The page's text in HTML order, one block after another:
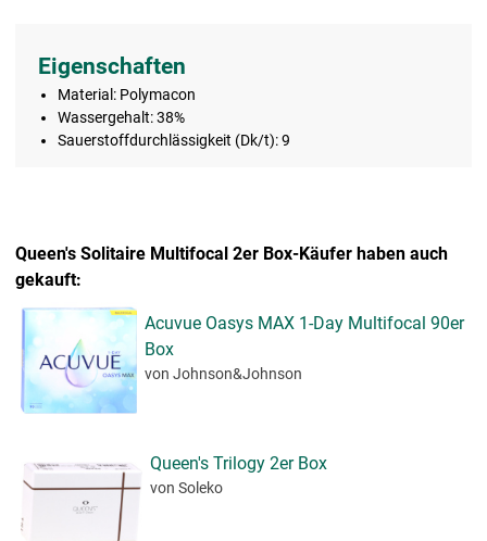
Eigenschaften
Material: Polymacon
Wassergehalt: 38%
Sauerstoffdurchlässigkeit (Dk/t): 9
Queen's Solitaire Multifocal 2er Box-Käufer haben auch
gekauft:
Acuvue Oasys MAX 1-Day Multifocal 90er
Box
von Johnson&Johnson
Queen's Trilogy 2er Box
von Soleko